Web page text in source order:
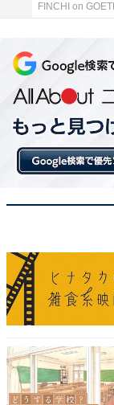
FINCHI on